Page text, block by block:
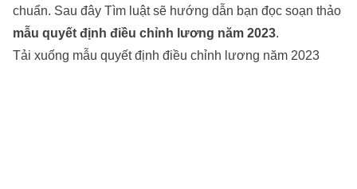
chuẩn. Sau đây Tìm luậtsẽ hướng dẫn bạn đọc soạn thảo
mẫu quyết định điều chỉnh lương năm 2023.
Tải xuống mẫu quyết định điều chỉnh lương năm 2023